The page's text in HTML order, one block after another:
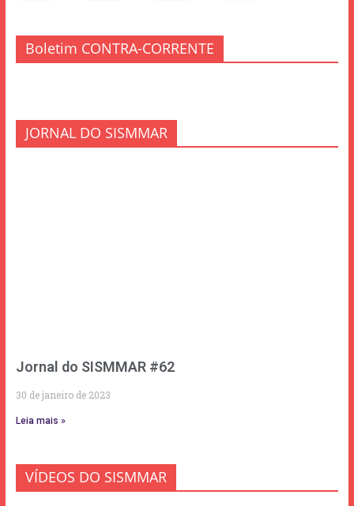
Boletim CONTRA-CORRENTE
JORNAL DO SISMMAR
Jornal do SISMMAR #62
30 de janeiro de 2023
Leia mais »
VÍDEOS DO SISMMAR